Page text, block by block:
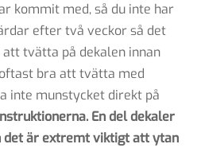
kommit med, så du inte har
efter två veckor så det
tvätta på dekalen innan
bra att tvätta med
inte munstycket direkt på
En del dekaler
det är extremt viktigt att ytan